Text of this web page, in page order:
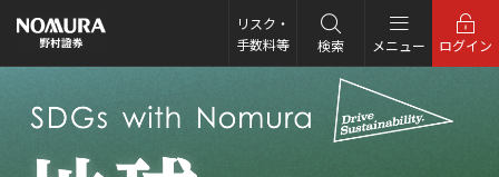
の
ー
リスク・
手数料等
検索 メニュー ログイン